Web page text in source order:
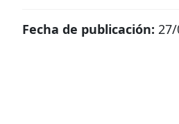
Fecha de publicación: